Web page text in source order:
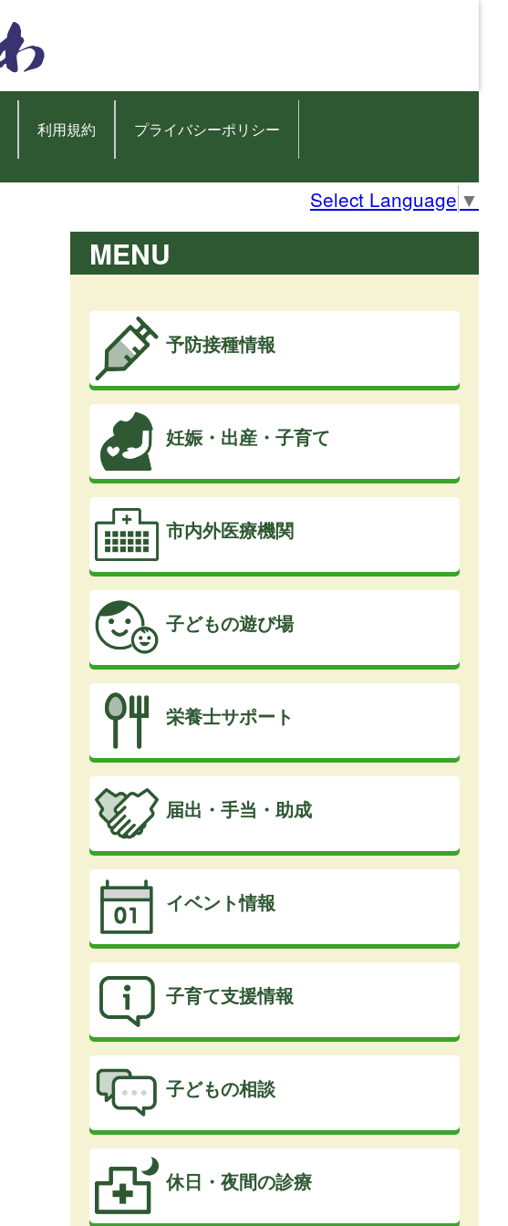
利用規約 プライバシーポリシー
Select Language ▼
MENU
予防接種情報
妊娠・出産・子育て
市内外医療機関
子どもの遊び場
栄養士サポート
届出・手当・助成
イベント情報
子育て支援情報
子どもの相談
休日・夜間の診療